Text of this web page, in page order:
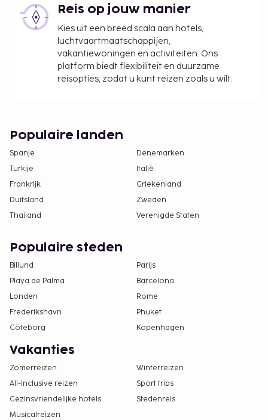
Reis op jouw manier
Kies uit een breed scala aan hotels,
luchtvaartmaatschappijen,
vakantiewoningen en activiteiten. Ons
platform biedt flexibiliteit en duurzame
reisopties, zodat u kunt reizen zoals u wilt.
Populaire landen
Spanje
Denemarken
Turkije
Italië
Frankrijk
Griekenland
Duitsland
Zweden
Thailand
Verenigde Staten
Populaire steden
Billund
Parijs
Playa de Palma
Barcelona
Londen
Rome
Frederikshavn
Phuket
Göteborg
Kopenhagen
Vakanties
Zomerreizen
Winterreizen
All-Inclusive reizen
Sport trips
Gezinsvriendelijke hotels
Stedenreis
Musicalreizen